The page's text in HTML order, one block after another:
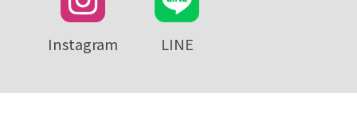
Instagram LINE